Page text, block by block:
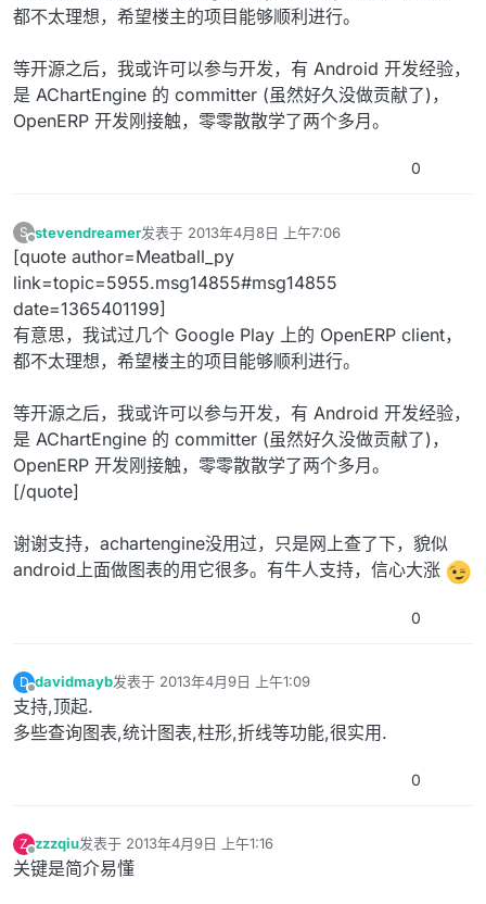
都不太理想，希望楼主的项目能够顺利进行。
等开源之后，我或许可以参与开发，有 Android 开发经验，
是 AChartEngine 的 committer (虽然好久没做贡献了)，
OpenERP 开发刚接触，零零散散学了两个多月。
0
S
离线
stevendreamer发表于 2013年4月8日 上午7:06
最后由 编辑
[quote author=Meatball_py
link=topic=5955.msg14855#msg14855
date=1365401199]
有意思，我试过几个 Google Play 上的 OpenERP client，
都不太理想，希望楼主的项目能够顺利进行。
等开源之后，我或许可以参与开发，有 Android 开发经验，
是 AChartEngine 的 committer (虽然好久没做贡献了)，
OpenERP 开发刚接触，零零散散学了两个多月。
[/quote]
谢谢支持，achartengine没用过，只是网上查了下，貌似
android上面做图表的用它很多。有牛人支持，信心大涨
0
D
离线
davidmayb发表于 2013年4月9日 上午1:09
最后由 编辑
支持,顶起.
多些查询图表,统计图表,柱形,折线等功能,很实用.
0
Z
离线
zzzqiu发表于 2013年4月9日 上午1:16
最后由 编辑
关键是简介易懂